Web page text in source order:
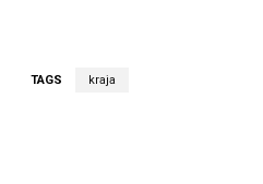
TAGS kraja